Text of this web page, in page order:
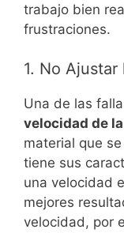
trabajo bien
frustraciones.
1. No
Una de las
velocidad de
material que
tiene sus
una velocidad
mejores
velocidad, por